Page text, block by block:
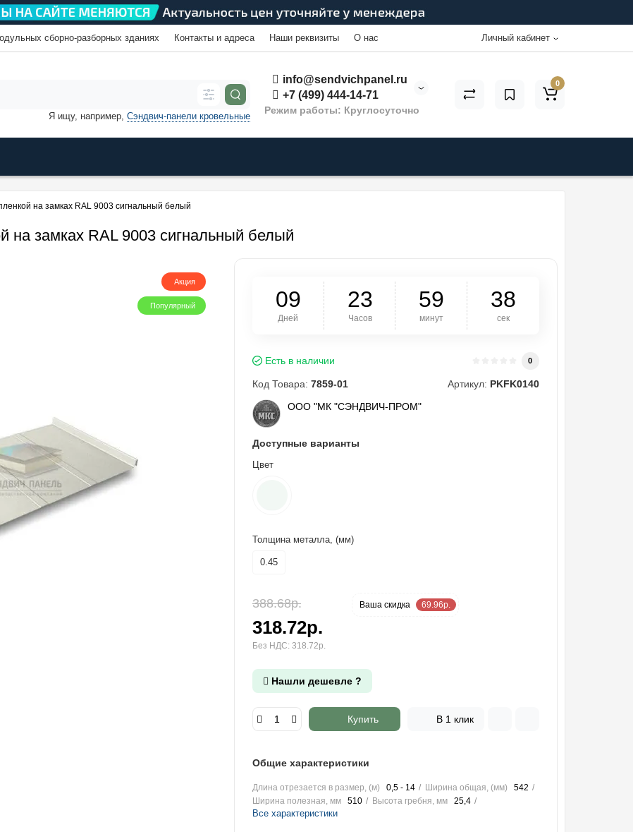
сборно-разборных зданиях Контакты и адреса Наши реквизиты О нас Личный кабинет
info@sendvichpanel.ru
+7 (499) 444-14-71
Режим работы: Круглосуточно
Я ищу, например, Сэндвич-панели кровельные
0
на замках RAL 9003 сигнальный белый
на замках RAL 9003 сигнальный белый
Акция
Популярный 09
Дней
23
Часов
59
минут
37
сек
Есть в наличии 0
Код Товара: 7859-01 Артикул: PKFK0140
ООО "МК "СЭНДВИЧ-ПРОМ"
Доступные варианты
Цвет
Толщина металла, (мм)
0.45
388.68р. Ваша cкидка 69.96р.
318.72р.
Без НДС: 318.72р.
Нашли дешевле ?
Купить В 1 клик
Общие характеристики
Длина отрезается в размер, (м) 0,5 - 14 Ширина общая, (мм)
542
Ширина полезная, мм
510 Высота гребня, мм 25,4
Все характеристики